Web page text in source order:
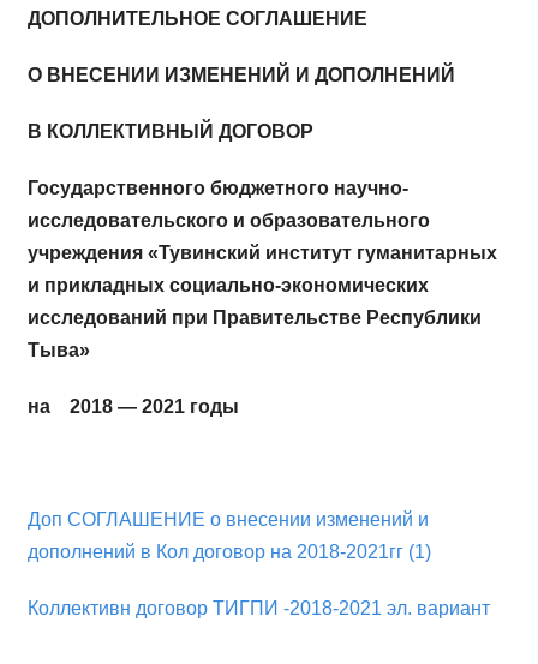
ДОПОЛНИТЕЛЬНОЕ СОГЛАШЕНИЕ
О ВНЕСЕНИИ ИЗМЕНЕНИЙ И ДОПОЛНЕНИЙ
В КОЛЛЕКТИВНЫЙ ДОГОВОР
Государственного бюджетного научно-
исследовательского и образовательного
учреждения «Тувинский институт гуманитарных
и прикладных социально-экономических
исследований при Правительстве Республики
Тыва»
на 2018 — 2021 годы
Доп СОГЛАШЕНИЕ о внесении изменений и
дополнений в Кол договор на 2018-2021гг (1)
Коллективн договор ТИГПИ -2018-2021 эл. вариант